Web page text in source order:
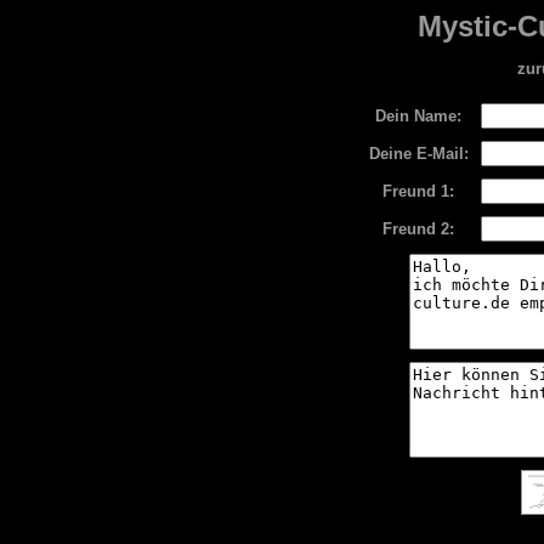
Mystic-
Dein Name:
Deine E-Mail:
Freund 1:
Freund 2: